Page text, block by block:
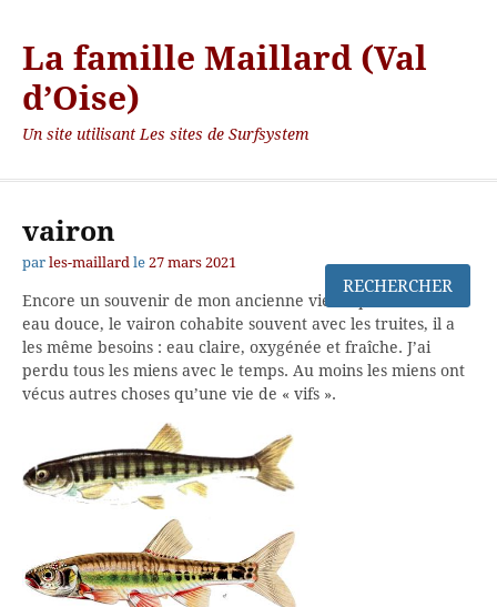
La famille Maillard (Val
d’Oise)
Un site utilisant Les sites de Surfsystem
vairon
par les-maillard le 27 mars 2021
Encore un souvenir de mon ancienne vie de pêcheur en
eau douce, le vairon cohabite souvent avec les truites, il a
les même besoins : eau claire, oxygénée et fraîche. J’ai
perdu tous les miens avec le temps. Au moins les miens ont
vécus autres choses qu’une vie de « vifs ».